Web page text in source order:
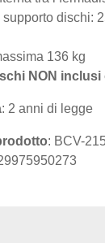
supporto dischi:
136 kg
NON
: 2 anni di legge
: BCV-